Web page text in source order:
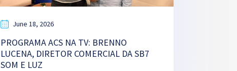
June 18, 2026
PROGRAMA ACS NA TV: BRENNO
LUCENA, DIRETOR COMERCIAL DA SB7
SOM E LUZ